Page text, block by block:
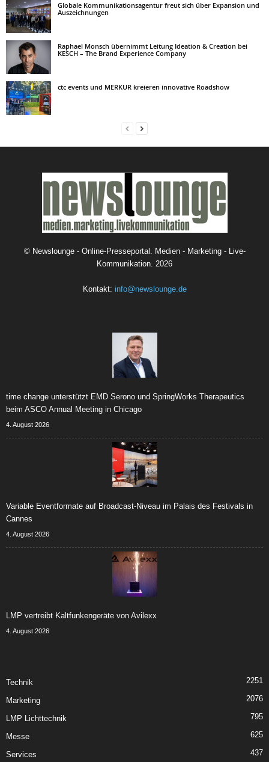
Globale Kommunikationsagentur freut sich über Expansion und
Auszeichnungen
Raphael Monsch übernimmt Leitung Ideation & Creation bei
KESCH – The Brand Experience Company
ctc events und MERKUR kreieren innovative Roadshow
© Newslounge - Online-Presseportal. Medien - Marketing - Live-
Kommunikation. 2026
Kontakt: info@newslounge.de
time change unterstützt EMD Serono und SpringWorks Therapeutics
beim ASCO Annual Meeting in Chicago
4. August 2026
Variable Eventformate auf Broadcast-Niveau im Palais des Festivals in
Cannes
4. August 2026
LMP vertreibt Kaltfunkengeräte von Avilexx
4. August 2026
Technik 2251
Marketing 2076
LMP Lichttechnik 795
Messe 625
Services 437